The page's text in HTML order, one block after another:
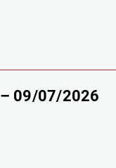
09/07/2026